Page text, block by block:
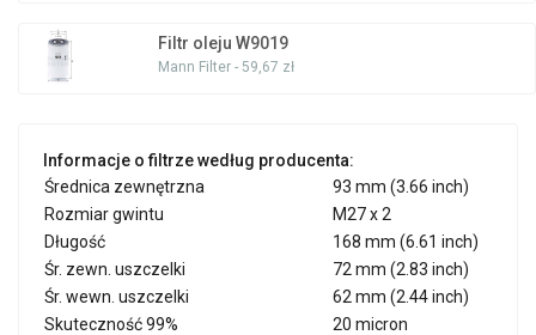
Filtr oleju W9019
Mann Filter - 59,67 zł
Informacje o filtrze według producenta:
Średnica zewnętrzna
93 mm (3.66 inch)
Rozmiar gwintu
M27 x 2
Długość
168 mm (6.61 inch)
Śr. zewn. uszczelki
72 mm (2.83 inch)
Śr. wewn. uszczelki
62 mm (2.44 inch)
Skuteczność 99%
20 micron